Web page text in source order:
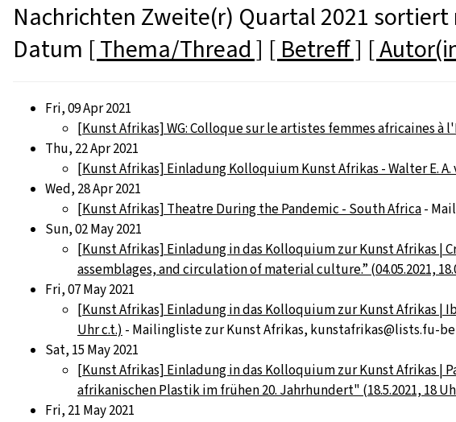
Nachrichten Zweite(r) Quartal 2021 sortiert
Datum [ Thema/Thread ] [ Betreff ] [
Fri, 09 Apr 2021
[Kunst Afrikas] WG: Colloque sur le artistes femmes africaines à
Thu, 22 Apr 2021
[Kunst Afrikas] Einladung Kolloquium Kunst Afrikas - Walter E. A.
Wed, 28 Apr 2021
[Kunst Afrikas] Theatre During the Pandemic - South Africa-
Sun, 02 May 2021
[Kunst Afrikas] Einladung in das Kolloquium zur Kunst Afrikas
assemblages, and circulation of material culture.” (04.05.2021,
Fri, 07 May 2021
[Kunst Afrikas] Einladung in das Kolloquium zur Kunst Afrikas |
Uhr c.t.) - Mailingliste zur Kunst Afrikas, kunstafrikas@lists.fu-
Sat, 15 May 2021
[Kunst Afrikas] Einladung in das Kolloquium zur Kunst Afrikas
afrikanischen Plastik im frühen 20. Jahrhundert" (18.5.2021, 18
Fri, 21 May 2021